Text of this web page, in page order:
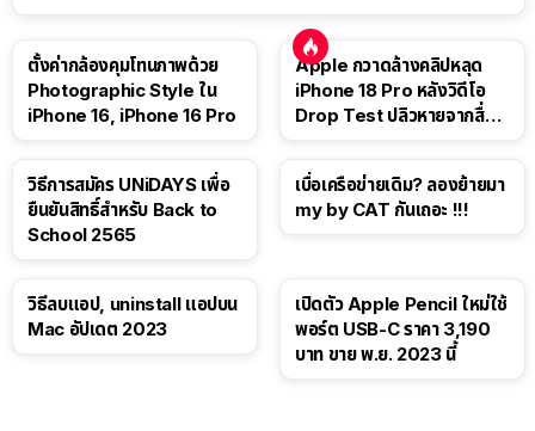
ตั้งค่ากล้องคุมโทนภาพด้วย
Photographic Style ใน
iPhone 16, iPhone 16 Pro
Apple กวาดล้างคลิปหลุด
iPhone 18 Pro หลังวิดีโอ
Drop Test ปลิวหายจากสื่อ
วิธีการสมัคร UNiDAYS เพื่อ
ยืนยันสิทธิ์สำหรับ Back to
School 2565
เบื่อเครือข่ายเดิม? ลองย้ายมา
my by CAT กันเถอะ !!!
วิธีลบแอป, uninstall แอปบน
Mac อัปเดต 2023
เปิดตัว Apple Pencil ใหม่ใช้
พอร์ต USB-C ราคา 3,190
บาท ขาย พ.ย. 2023 นี้